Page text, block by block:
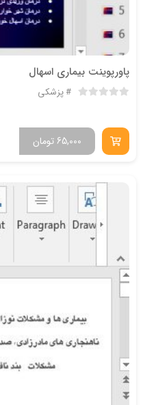
پاورپوینت بیماری اسهال
پزشکی
تومان 65,000